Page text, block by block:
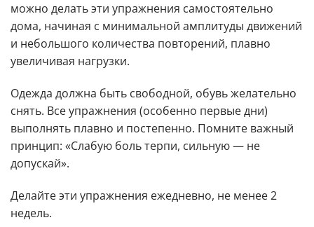
можно делать эти упражнения самостоятельно
дома, начиная с минимальной амплитуды движений
и небольшого количества повторений, плавно
увеличивая нагрузки.
Одежда должна быть свободной, обувь желательно
снять. Все упражнения (особенно первые дни)
выполнять плавно и постепенно. Помните важный
принцип: «Слабую боль терпи, сильную — не
допускай».
Делайте эти упражнения ежедневно, не менее 2
недель.